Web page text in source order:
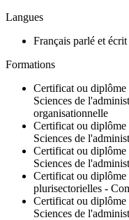
Langues
Français parlé et
Formations
Certificat ou diplôme
Sciences de
organisationnelle
Certificat ou diplôme
Sciences de
Certificat ou diplôme
Sciences de
Certificat ou diplôme
plurisectorielles -
Certificat ou diplôme
Sciences de